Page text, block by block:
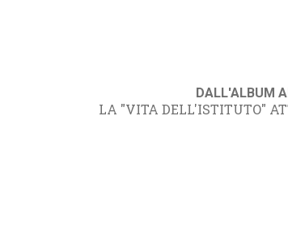
DALL'ALBUM
LA "VITA DELL'ISTITUTO"